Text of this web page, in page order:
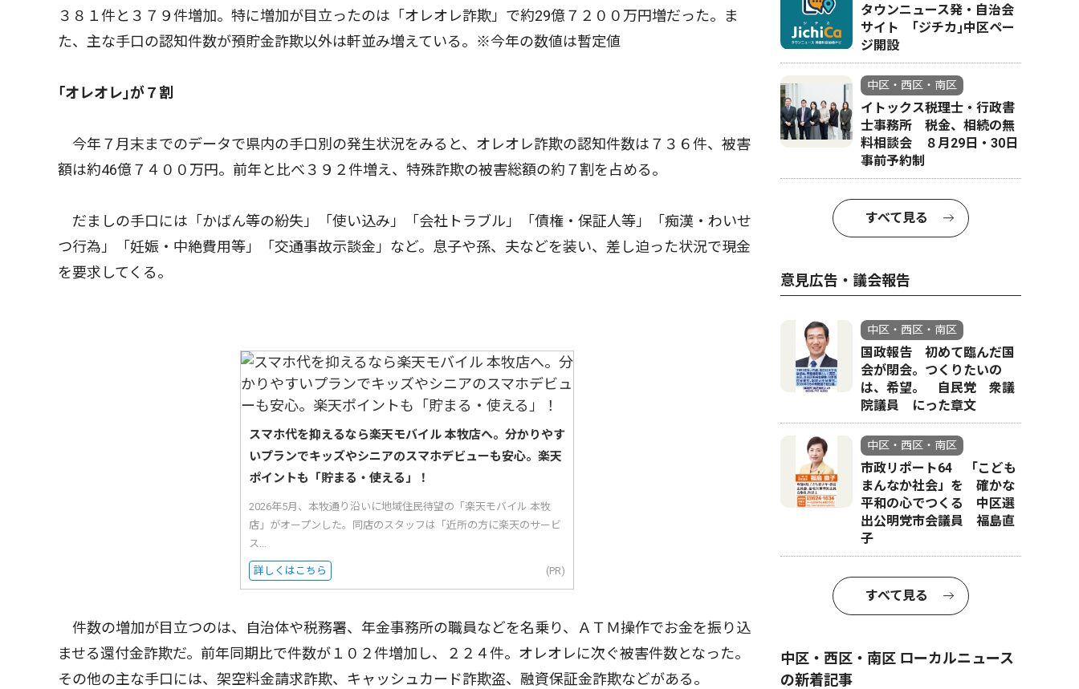
３８１件と３７９件増加。特に増加が目立ったのは「オレオレ詐欺」で約29億７２００万円増だった。ま
た、主な手口の認知件数が預貯金詐欺以外は軒並み増えている。※今年の数値は暫定値
｢オレオレ｣が７割
今年７月末までのデータで県内の手口別の発生状況をみると、オレオレ詐欺の認知件数は７３６件、被害
額は約46億７４００万円。前年と比べ３９２件増え、特殊詐欺の被害総額の約７割を占める。
だましの手口には「かばん等の紛失」「使い込み」「会社トラブル」「債権・保証人等」「痴漢・わいせ
つ行為」「妊娠・中絶費用等」「交通事故示談金」など。息子や孫、夫などを装い、差し迫った状況で現金
を要求してくる。
スマホ代を抑えるなら楽天モバイル 本牧店へ。分かりやす
いプランでキッズやシニアのスマホデビューも安心。楽天
ポイントも「貯まる・使える」！
2026年5月、本牧通り沿いに地域住民待望の「楽天モバイル 本牧
店」がオープンした。同店のスタッフは「近所の方に楽天のサービ
ス...
詳しくはこちら (PR)
件数の増加が目立つのは、自治体や税務署、年金事務所の職員などを名乗り、ＡＴＭ操作でお金を振り込
ませる還付金詐欺だ。前年同期比で件数が１０２件増加し、２２４件。オレオレに次ぐ被害件数となった。
その他の主な手口には、架空料金請求詐欺、キャッシュカード詐欺盗、融資保証金詐欺などがある。
タウンニュース発・自治会
サイト ｢ジチカ｣中区ペー
ジ開設
中区・西区・南区
イトックス税理士・行政書
士事務所 税金、相続の無
料相談会 ８月29日・30日
事前予約制
すべて見る
意見広告・議会報告
中区・西区・南区
国政報告 初めて臨んだ国
会が閉会。つくりたいの
は、希望。 自民党 衆議
院議員 にった章文
中区・西区・南区
市政リポート64 「こども
まんなか社会」を 確かな
平和の心でつくる 中区選
出公明党市会議員 福島直
子
すべて見る
中区・西区・南区 ローカルニュース
の新着記事